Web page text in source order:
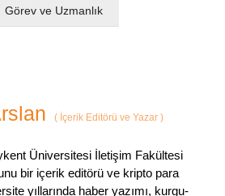
Görev ve Uzmanlık
( İçerik Editörü ve Yazar )
Üniversitesi İletişim Fakültesi
bir içerik editörü ve kripto para
yıllarında haber yazımı, kurgu-